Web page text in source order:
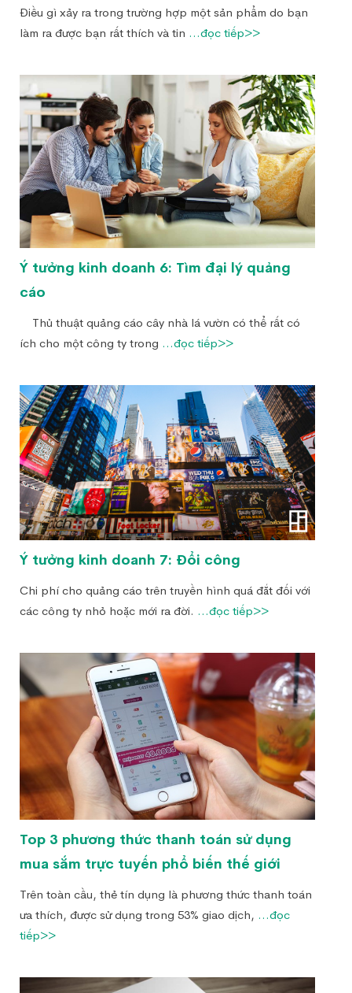
Điều gì xảy ra trong trường hợp một sản phẩm do bạn
làm ra được bạn rất thích và tin ...đọc tiếp>>
Ý tưởng kinh doanh 6: Tìm đại lý quảng
cáo
Thủ thuật quảng cáo cây nhà lá vườn có thể rất có
ích cho một công ty trong ...đọc tiếp>>
Ý tưởng kinh doanh 7: Đổi công
Chi phí cho quảng cáo trên truyền hình quá đắt đối với
các công ty nhỏ hoặc mới ra đời. ...đọc tiếp>>
Top 3 phương thức thanh toán sử dụng
mua sắm trực tuyến phổ biến thế giới
Trên toàn cầu, thẻ tín dụng là phương thức thanh toán
ưa thích, được sử dụng trong 53% giao dịch, ...đọc
tiếp>>